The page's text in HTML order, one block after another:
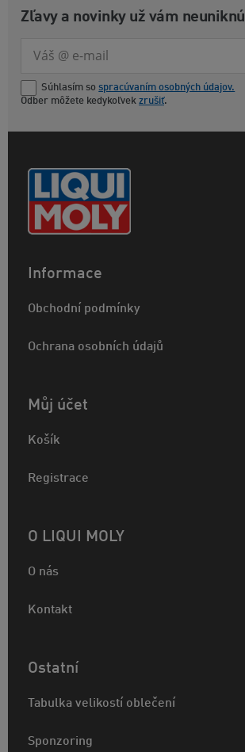
Zľavy a novinky už vám neuniknú
Súhlasím so spracúvaním osobných údajov.
Odber môžete kedykoľvek zrušiť.
Informace
Obchodní podmínky
Ochrana osobních údajů
Můj účet
Košík
Registrace
O LIQUI MOLY
O nás
Kontakt
Ostatní
Tabulka velikostí oblečení
Sponzoring